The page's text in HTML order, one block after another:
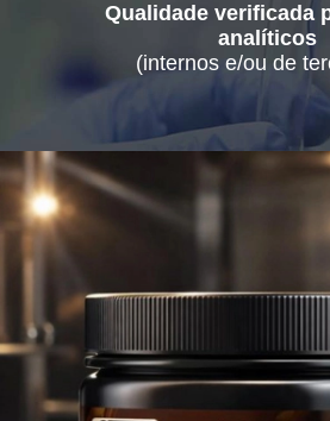
Qualidade verificada
analíticos
(internos e/ou de